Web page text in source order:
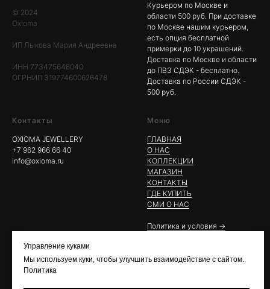
Управление куками
Мы используем куки, чтобы улучшить взаимодействие с сайтом.
Политика
© 2024
Oxioma
ИП Лыкова Мария Андреевна
ИНН 773475648040
ОГРНИП 319774600626478
Курьером по Москве и
области 500 руб. При доставке
по Москве нашим курьером,
есть опция бесплатной
примерки до 10 украшений.
Доставка по Москве и области
до ПВЗ СДЭК - бесплатно.
Доставка по России СДЭК -
500 руб.
Контакты
OXIOMA JEWELLERY
+7 962 966 66 40
info@oxioma.ru
Меню
ГЛАВНАЯ
О НАС
КОЛЛЕКЦИИ
МАГАЗИН
КОНТАКТЫ
ГДЕ КУПИТЬ
СМИ О НАС
Политика и условия ->